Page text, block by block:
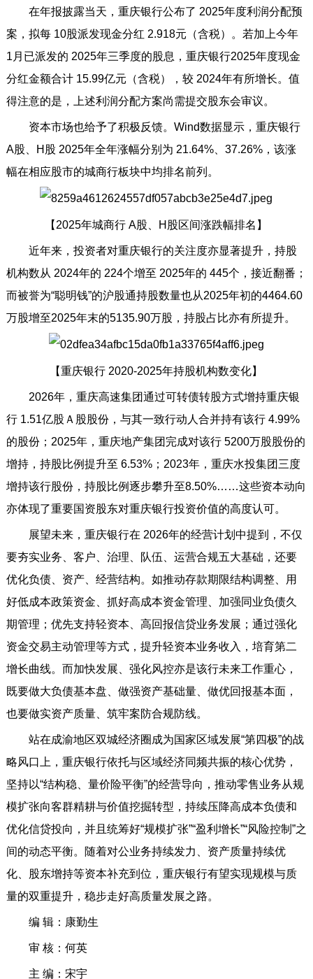
在年报披露当天，重庆银行公布了 2025年度利润分配预
案，拟每 10股派发现金分红 2.918元（含税）。若加上今年
1月已派发的 2025年三季度的股息，重庆银行2025年度现金
分红金额合计 15.99亿元（含税），较 2024年有所增长。值
得注意的是，上述利润分配方案尚需提交股东会审议。
资本市场也给予了积极反馈。Wind数据显示，重庆银行
A股、H股 2025年全年涨幅分别为 21.64%、37.26%，该涨
幅在相应股市的城商行板块中均排名前列。
【2025年城商行 A股、H股区间涨跌幅排名】
近年来，投资者对重庆银行的关注度亦显著提升，持股
机构数从 2024年的 224个增至 2025年的 445个，接近翻番；
而被誉为“聪明钱”的沪股通持股数量也从2025年初的4464.60
万股增至2025年末的5135.90万股，持股占比亦有所提升。
【重庆银行 2020-2025年持股机构数变化】
2026年，重庆高速集团通过可转债转股方式增持重庆银
行 1.51亿股Ａ股股份，与其一致行动人合并持有该行 4.99%
的股份；2025年，重庆地产集团完成对该行 5200万股股份的
增持，持股比例提升至 6.53%；2023年，重庆水投集团三度
增持该行股份，持股比例逐步攀升至8.50%……这些资本动向
亦体现了重要国资股东对重庆银行投资价值的高度认可。
展望未来，重庆银行在 2026年的经营计划中提到，不仅
要夯实业务、客户、治理、队伍、运营合规五大基础，还要
优化负债、资产、经营结构。如推动存款期限结构调整、用
好低成本政策资金、抓好高成本资金管理、加强同业负债久
期管理；优先支持轻资本、高回报信贷业务发展；通过强化
资金交易主动管理等方式，提升轻资本业务收入，培育第二
增长曲线。而加快发展、强化风控亦是该行未来工作重心，
既要做大负债基本盘、做强资产基础量、做优回报基本面，
也要做实资产质量、筑牢案防合规防线。
站在成渝地区双城经济圈成为国家区域发展“第四极”的战
略风口上，重庆银行依托与区域经济同频共振的核心优势，
坚持以“结构稳、量价险平衡”的经营导向，推动零售业务从规
模扩张向客群精耕与价值挖掘转型，持续压降高成本负债和
优化信贷投向，并且统筹好“规模扩张”“盈利增长”“风险控制”之
间的动态平衡。随着对公业务持续发力、资产质量持续优
化、股东增持等资本补充到位，重庆银行有望实现规模与质
量的双重提升，稳步走好高质量发展之路。
编 辑：康勤生
审 核：何英
主 编：宋宇